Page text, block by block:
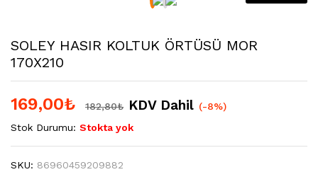
SOLEY HASIR KOLTUK ÖRTÜSÜ MOR
170X210
169,00₺ 182,80₺ KDV Dahil (-8%)
Stok Durumu: Stokta yok
SKU: 86960459209882